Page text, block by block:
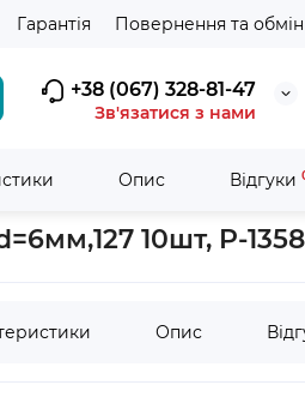
Гарантія Повернення та обмін
+38 (067) 328-81-47
Зв'язатися з нами
Опис Відгуки
Набір біт Makita PH2, d=6мм,127
10шт, P-
Опис